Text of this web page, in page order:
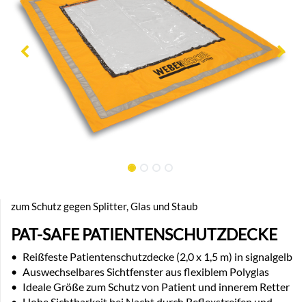
zum Schutz gegen Splitter, Glas und Staub
PAT-SAFE PATIENTENSCHUTZDECKE
• Reißfeste Patientenschutzdecke (2,0 x 1,5 m) in signalgelb
• Auswechselbares Sichtfenster aus flexiblem Polyglas
• Ideale Größe zum Schutz von Patient und innerem Retter